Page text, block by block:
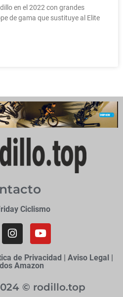
en el 2022 con grandes
de gama que sustituye al Elite
Ciclismo
de Privacidad | Aviso Legal |
Amazon
© rodillo.top